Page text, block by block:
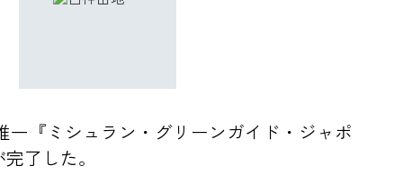
『ミシュラン・グリーンガイド・ジャポ
了した。